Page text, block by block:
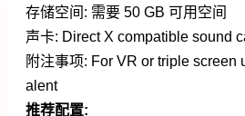
存储空间: 需要 50 GB 可用空间
声卡: Direct X compatible sound
附注事项: For VR or triple screen
alent
推荐配置: